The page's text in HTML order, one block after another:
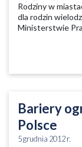
Rodziny w
dla rodzin
Ministerstwie
Bariery
Polsce
5 grudnia 2012 r.